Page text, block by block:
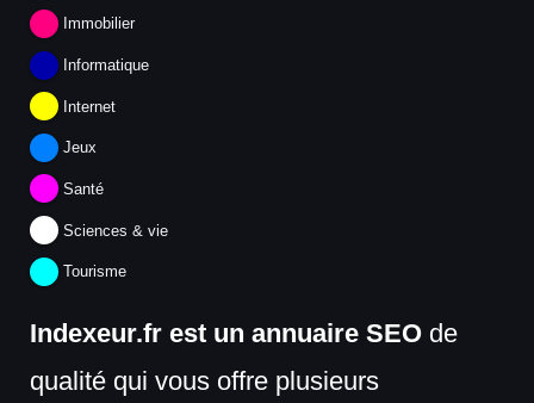
Immobilier
Informatique
Internet
Jeux
Santé
Sciences & vie
Tourisme
Indexeur.fr est un annuaire SEO de
qualité qui vous offre plusieurs